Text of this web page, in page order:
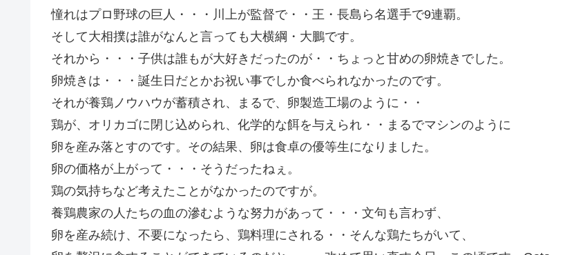
憧れはプロ野球の巨人・・・川上が監督で・・王・長島ら名選手で9連覇。
そして大相撲は誰がなんと言っても大横綱・大鵬です。
それから・・・子供は誰もが大好きだったのが・・ちょっと甘めの卵焼きでした。
卵焼きは・・・誕生日だとかお祝い事でしか食べられなかったのです。
それが養鶏ノウハウが蓄積され、まるで、卵製造工場のように・・
鶏が、オリカゴに閉じ込められ、化学的な餌を与えられ・・まるでマシンのように
卵を産み落とすのです。その結果、卵は食卓の優等生になりました。
卵の価格が上がって・・・そうだったねぇ。
鶏の気持ちなど考えたことがなかったのですが。
養鶏農家の人たちの血の滲むような努力があって・・・文句も言わず、
卵を産み続け、不要になったら、鶏料理にされる・・そんな鶏たちがいて、